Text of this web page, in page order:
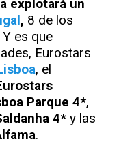
explotará un
, 8 de los
es que
Eurostars
, el
Parque 4*,
4* y las
.